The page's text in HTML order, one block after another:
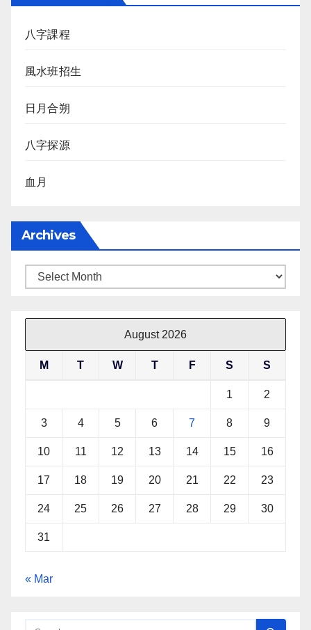
八字課程
風水班招生
日月合朔
八字探源
血月
Archives
Archives
August 2026
M T W T F S S
1 2
3 4 5 6 7 8 9
10 11 12 13 14 15 16
17 18 19 20 21 22 23
24 25 26 27 28 29 30
31
« Mar